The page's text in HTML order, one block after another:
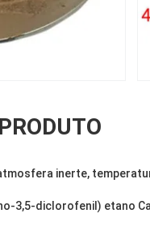
inerte,
3,5-diclorofenil) etano